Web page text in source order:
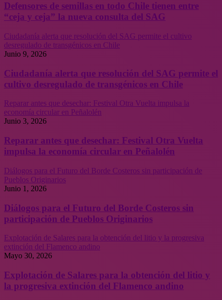
Defensores de semillas en todo Chile tienen entre
“ceja y ceja” la nueva consulta del SAG
Ciudadanía alerta que resolución del SAG permite el cultivo
desregulado de transgénicos en Chile
Junio 9, 2026
Ciudadanía alerta que resolución del SAG permite el
cultivo desregulado de transgénicos en Chile
Reparar antes que desechar: Festival Otra Vuelta impulsa la
economía circular en Peñalolén
Junio 3, 2026
Reparar antes que desechar: Festival Otra Vuelta
impulsa la economía circular en Peñalolén
Diálogos para el Futuro del Borde Costeros sin participación de
Pueblos Originarios
Junio 1, 2026
Diálogos para el Futuro del Borde Costeros sin
participación de Pueblos Originarios
Explotación de Salares para la obtención del litio y la progresiva
extinción del Flamenco andino
Mayo 30, 2026
Explotación de Salares para la obtención del litio y
la progresiva extinción del Flamenco andino